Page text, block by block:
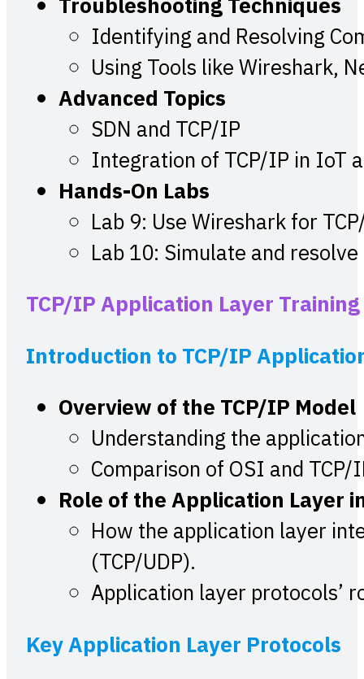
Identifying and Resolving
Using Tools like Wireshark,
Advanced Topics
SDN and TCP/IP
Integration of TCP/IP in IoT
Hands-On Labs
Lab 9: Use Wireshark for
Lab 10: Simulate and
TCP/IP Application Layer
Introduction to TCP/IP
Overview of the TCP/IP Model
Understanding the
Comparison of OSI and
Role of the Application Layer
How the application layer
(TCP/UDP).
Application layer protocols’
Key Application Layer Protocols